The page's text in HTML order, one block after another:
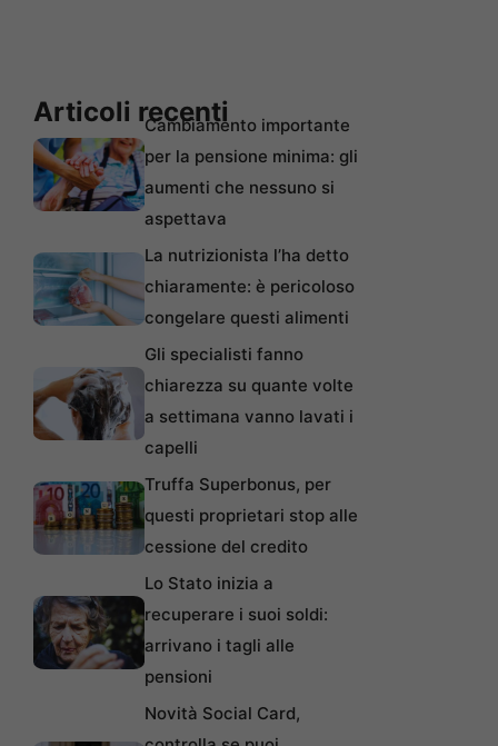
Articoli recentiCambiamento importante
per la pensione minima: gli
aumenti che nessuno si
aspettava
La nutrizionista l’ha detto
chiaramente: è pericoloso
congelare questi alimenti
Gli specialisti fanno
chiarezza su quante volte
a settimana vanno lavati i
capelli
Truffa Superbonus, per
questi proprietari stop alle
cessione del credito
Lo Stato inizia a
recuperare i suoi soldi:
arrivano i tagli alle
pensioni
Novità Social Card,